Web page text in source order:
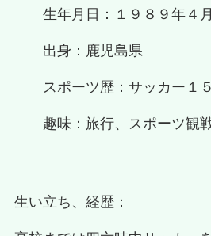
生年月日：１９８９年４
出身：鹿児島県
スポーツ歴：サッカー１
趣味：旅行、スポーツ観
生い立ち、経歴：